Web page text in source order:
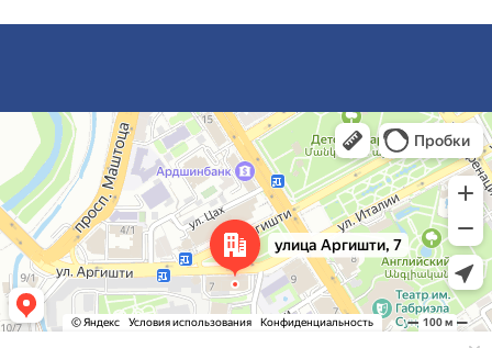
Ереван
Улица Аргишти, 7 — Яндекс Карты